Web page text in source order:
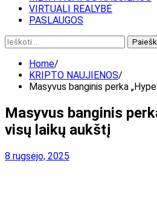
VIRTUALI REALYBĖ
PASLAUGOS
Ieškoti:
Home
KRIPTO NAUJIENOS
Masyvus banginis perka
Masyvus banginis
visų laikų aukštį
8 rugsėjo, 2025